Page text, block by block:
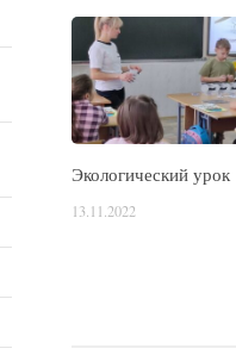
Экологический урок
13.11.2022